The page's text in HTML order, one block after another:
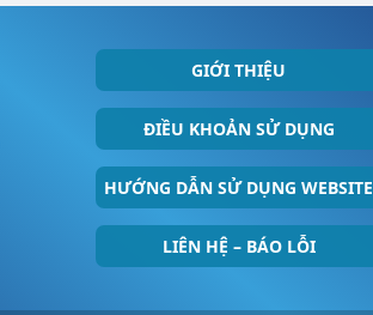
GIỚI THIỆU
ĐIỀU KHOẢN SỬ DỤNG
HƯỚNG DẪN SỬ DỤNG WEBSITE
LIÊN HỆ – BÁO LỖI